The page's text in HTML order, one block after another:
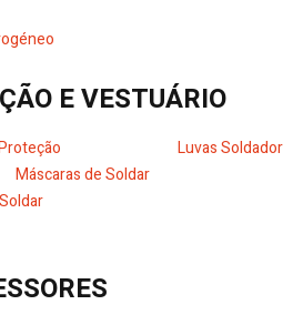
E VESTUÁRIO
de Proteção
Luvas Soldador
Máscaras de Soldar